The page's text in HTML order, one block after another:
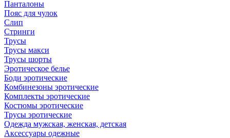
Панталоны
Пояс для чулок
Слип
Стринги
Трусы
Трусы макси
Трусы шорты
Эротическое белье
Боди эротические
Комбинезоны эротические
Комплекты эротические
Костюмы эротические
Трусы эротические
Одежда мужская, женская, детская
Аксессуары одежные